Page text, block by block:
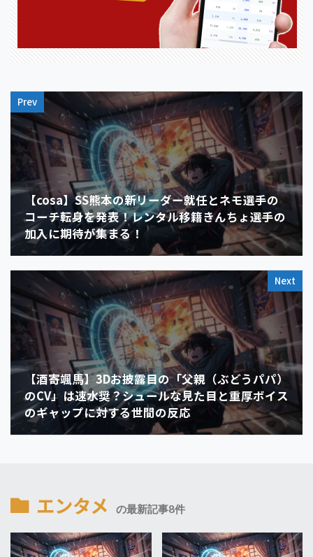
Prev
【cosa】SS熊本の新リーダー就任とネモ選手の
コーチ転身を発表！レンタル移籍きんちょ選手の
加入に期待が集まる！
Next
【酒寄颯馬】3Dお披露目の「父親（ぶどうパパ）
のCV」は速水奨？シュールな見た目と重厚ボイス
のギャップに対する世間の反応
エンタメ の最新記事8件